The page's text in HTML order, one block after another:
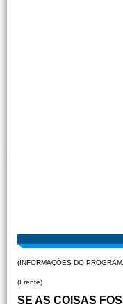
(INFORMAÇÕES DO
(Frente)
SE AS COISAS